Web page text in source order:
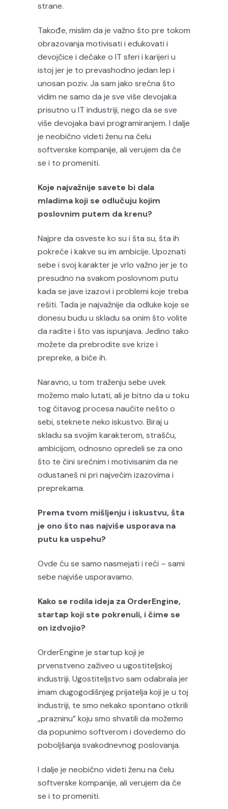
strane.
Takođe, mislim da je važno što pre tokom
obrazovanja motivisati i edukovati i
devojčice i dečake o IT sferi i karijeri u
istoj jer je to prevashodno jedan lep i
unosan poziv. Ja sam jako srećna što
vidim ne samo da je sve više devojaka
prisutno u IT industriji, nego da se sve
više devojaka bavi programiranjem. I dalje
je neobično videti ženu na čelu
softverske kompanije, ali verujem da će
se i to promeniti.
Koje najvažnije savete bi dala
mladima koji se odlučuju kojim
poslovnim putem da krenu?
Najpre da osveste ko su i šta su, šta ih
pokreće i kakve su im ambicije. Upoznati
sebe i svoj karakter je vrlo važno jer je to
presudno na svakom poslovnom putu
kada se jave izazovi i problemi koje treba
rešiti. Tada je najvažnije da odluke koje se
donesu budu u skladu sa onim što volite
da radite i što vas ispunjava. Jedino tako
možete da prebrodite sve krize i
prepreke, a biće ih.
Naravno, u tom traženju sebe uvek
možemo malo lutati, ali je bitno da u toku
tog čitavog procesa naučite nešto o
sebi, steknete neko iskustvo. Biraj u
skladu sa svojim karakterom, strašću,
ambicijom, odnosno opredeli se za ono
što te čini srećnim i motivisanim da ne
odustaneš ni pri najvećim izazovima i
preprekama.
Prema tvom mišljenju i iskustvu, šta
je ono što nas najviše usporava na
putu ka uspehu?
Ovde ću se samo nasmejati i reći – sami
sebe najviše usporavamo.
Kako se rodila ideja za OrderEngine,
startap koji ste pokrenuli, i čime se
on izdvojio?
OrderEngine je startup koji je
prvenstveno zaživeo u ugostiteljskoj
industriji. Ugostiteljstvo sam odabrala jer
imam dugogodišnjeg prijatelja koji je u toj
industriji, te smo nekako spontano otkrili
„prazninu” koju smo shvatili da možemo
da popunimo softverom i dovedemo do
poboljšanja svakodnevnog poslovanja.
I dalje je neobično videti ženu na čelu
softverske kompanije, ali verujem da će
se i to promeniti.